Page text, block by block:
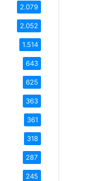
2.079
2.052
1.514
643
625
363
361
318
287
245